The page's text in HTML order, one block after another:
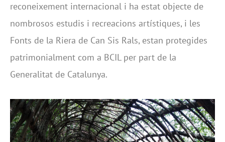
reconeixement internacional i ha estat objecte de
nombrosos estudis i recreacions artístiques, i les
Fonts de la Riera de Can Sis Rals, estan protegides
patrimonialment com a BCIL per part de la
Generalitat de Catalunya.